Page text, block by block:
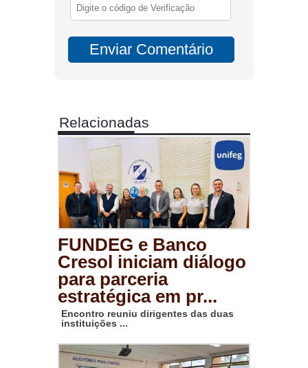
Relacionadas
FUNDEG e Banco
Cresol iniciam diálogo
para parceria
estratégica em pr...
Encontro reuniu dirigentes das duas
instituições ...